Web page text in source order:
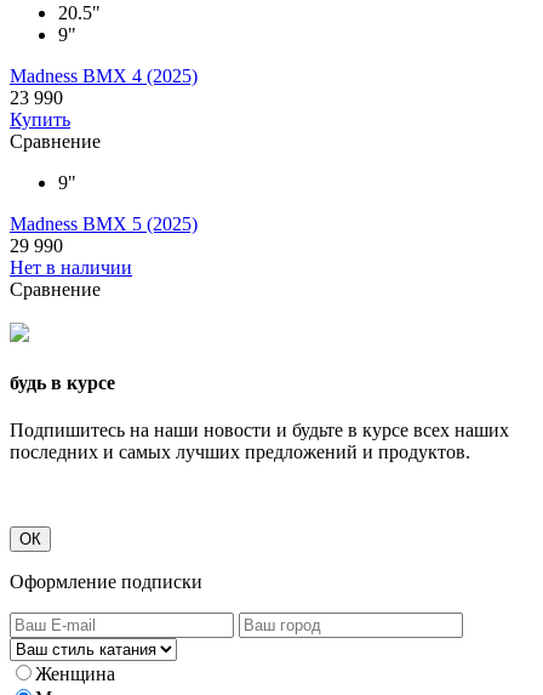
20.5"
9"
Madness BMX 4 (2025)
23 990
Купить
Сравнение
9"
Madness BMX 5 (2025)
29 990
Нет в наличии
Сравнение
будь в курсе
Подпишитесь на наши новости и будьте в курсе всех наших
последних и самых лучших предложений и продуктов.
ОК
Оформление подписки
Женщина